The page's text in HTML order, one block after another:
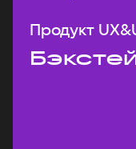
Продукт